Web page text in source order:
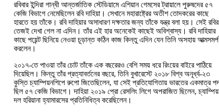
রবিবার ইন্দিরা গান্ধী আন্তর্জাতিক স্টেডিয়ামে এশিয়ান গেমসের ট্রায়ালে পুরুষদের ৫৭
কেজি বিভাগে নেমেছিলেন রবি দাহিয়া। সেখানে মহারাষ্ট্রের অতীশ তোদকরের কাছে
হারতে হয় তাঁকে। রবি দাহিয়ার অসাধারণ দক্ষতার জন্য তাঁকে যন্ত্র বলা হয়। সেই রবির
তেজই দেখা গেল না এদিন। তাঁর এই হার অনেকেই কাছেই অবিশ্বাস্য। রবি দাহিয়ার
কাছে পয়েন্ট ছিনিয়ে নেওয়া চূড়ান্ত কঠিন কাজ কিন্তু এদিন যেন তিনি অসহায়
করলেন।
২০১৭-তে পাওয়া তাঁর চোট তাঁকে এক বছরেরও বেশি সময় ধরে রিংয়ের বাইরে পাঠিয়ে
দিয়েছিল। কিন্তু তাঁর প্রত্যাবর্তনের বছরে, তিনি বুখারেস্টে ২০১৮ বিশ্ব অনূর্ধ্ব-২৩
কুস্তি চ্যাম্পিয়নশিপে রুপো জিতেছিলেন, যা সেই প্রতিযোগিতায় ভারতের একমাত্র
ছিল ৫৭ কেজি বিভাগে। দাহিয়া ২০১৯ প্রো রেসলিং লিগে অপরাজিত ছিলেন,
দল হরিয়ানা হ্যামারসের প্রতিনিধিত্ব করেছিলেন।